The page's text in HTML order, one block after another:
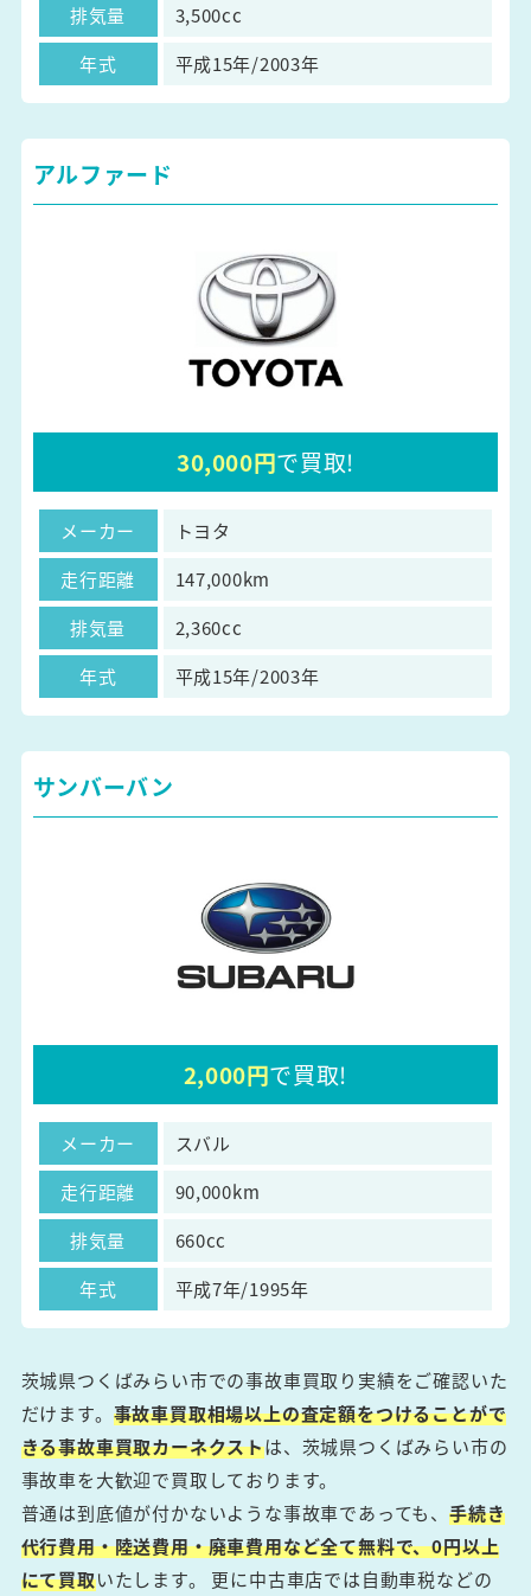
排気量
3,500cc
年式
平成15年/2003年
アルファード
30,000円で買取!
メーカー
トヨタ
走行距離
147,000km
排気量
2,360cc
年式
平成15年/2003年
サンバーバン
2,000円で買取!
メーカー
スバル
走行距離
90,000km
排気量
660cc
年式
平成7年/1995年
茨城県つくばみらい市での事故車買取り実績をご確認いた
だけます。 事故車買取相場以上の査定額をつけることがで
きる事故車買取カーネクストは、茨城県つくばみらい市の
事故車を大歓迎で買取しております。
普通は到底値が付かないような事故車であっても、手続き
代行費用・陸送費用・廃車費用など全て無料で、0円以上
にて買取いたします。 更に中古車店では自動車税などの